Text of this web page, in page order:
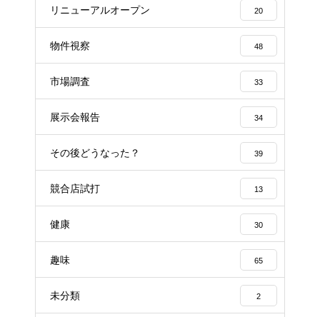
リニューアルオープン 20
物件視察 48
市場調査 33
展示会報告 34
その後どうなった？ 39
競合店試打 13
健康 30
趣味 65
未分類 2